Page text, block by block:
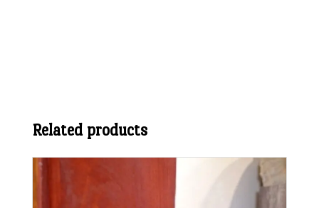
Related products